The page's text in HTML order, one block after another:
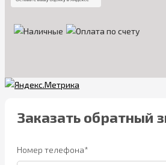
Заказать обратный
Номер телефона*